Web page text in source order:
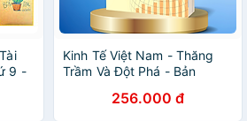
9 -
Kinh Tế Việt Nam - Thăng
Trầm Và Đột Phá - Bản
256.000 đ